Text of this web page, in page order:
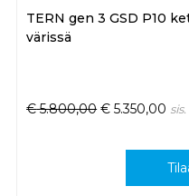
TERN gen 3 GSD P10
värissä
€ 5.800,00 € 5.350,00